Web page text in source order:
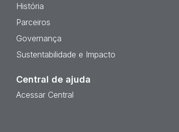
História
Parceiros
Governança
Sustentabilidade e Impacto
Central de ajuda
Acessar Central